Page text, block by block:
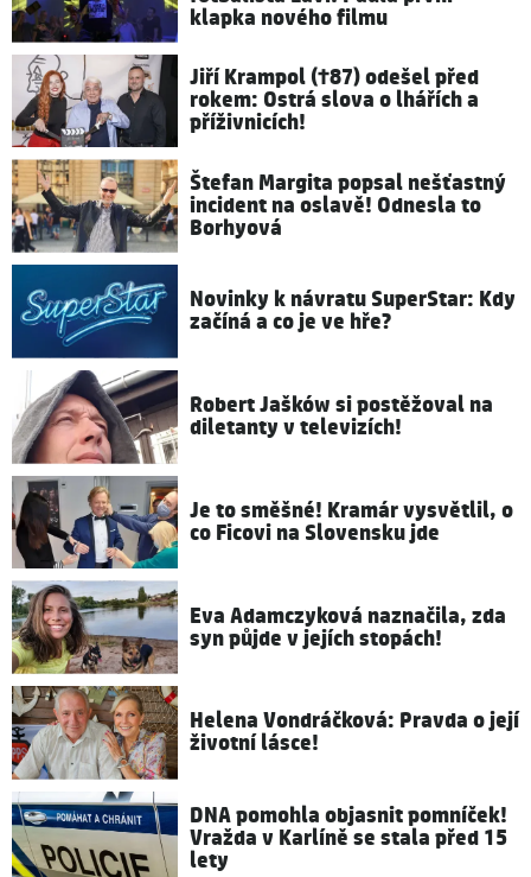
klapka nového filmu
Jiří Krampol (†87) odešel před
rokem: Ostrá slova o lhářích a
příživnicích!
Štefan Margita popsal nešťastný
incident na oslavě! Odnesla to
Borhyová
Novinky k návratu SuperStar: Kdy
začíná a co je ve hře?
Robert Jašków si postěžoval na
diletanty v televizích!
Je to směšné! Kramár vysvětlil, o
co Ficovi na Slovensku jde
Eva Adamczyková naznačila, zda
syn půjde v jejích stopách!
Helena Vondráčková: Pravda o její
životní lásce!
DNA pomohla objasnit pomníček!
Vražda v Karlíně se stala před 15
lety